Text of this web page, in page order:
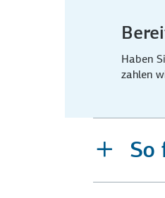
Haben
zahlen
So